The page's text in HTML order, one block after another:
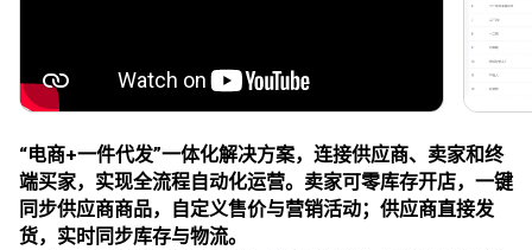
“电商+一件代发”一体化解决方案，连接供应商、卖家和终
端买家，实现全流程自动化运营。卖家可零库存开店，一键
同步供应商商品，自定义售价与营销活动；供应商直接发
货，实时同步库存与物流。